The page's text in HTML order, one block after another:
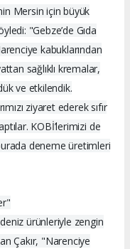
Mersin için büyük
"Gebze’de Gıda
kabuklarından
sağlıklı kremalar,
ve etkilendik.
ziyaret ederek sıfır
KOBİ’lerimizi de
deneme üretimleri
ürünleriyle zengin
Çakır, "Narenciye